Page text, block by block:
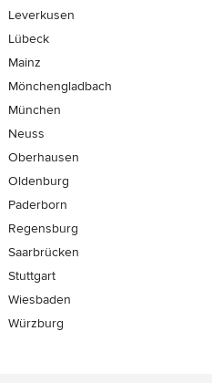
Leverkusen
Lübeck
Mainz
Mönchen­gladbach
München
Neuss
Oberhausen
Oldenburg
Paderborn
Regensburg
Saarbrücken
Stuttgart
Wiesbaden
Würzburg